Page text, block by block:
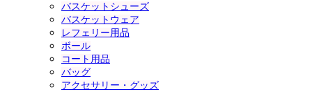
バスケットシューズ
バスケットウェア
レフェリー用品
ボール
コート用品
バッグ
アクセサリー・グッズ